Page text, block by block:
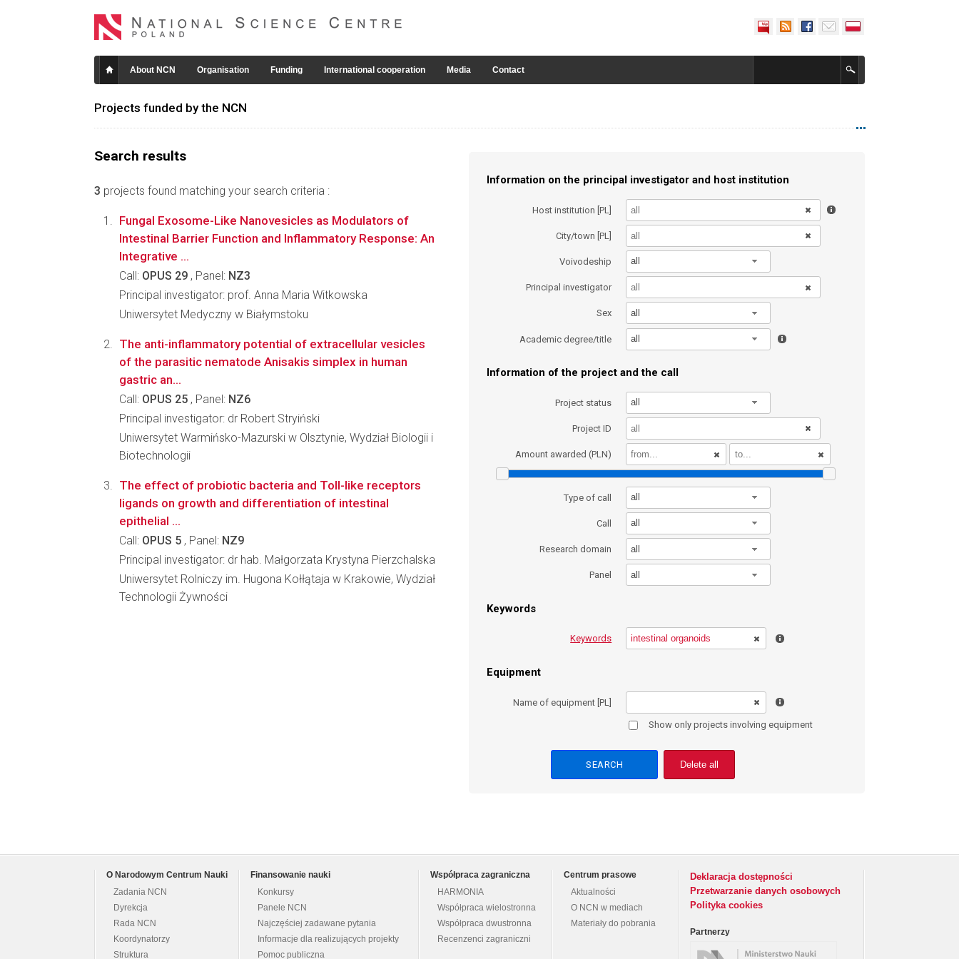
About NCN Organisation Funding International cooperation Media Contact
Projects funded by the NCN
Search results
3 projects found matching your search criteria :
Information on the principal investigator and host institution
Host institution [PL]
City/town [PL]
Voivodeship all
Principal investigator
Sex all
Academic degree/title all
Information of the project and the call
Project status all
Project ID
Amount awarded (PLN)
Type of call all
Call all
Research domain all
Panel all
Keywords
Keywords
Equipment
Name of equipment [PL]
Show only projects involving equipment
Delete all
Fungal Exosome-Like Nanovesicles as Modulators of
Intestinal Barrier Function and Inflammatory Response: An
Integrative ...
Call: OPUS 29 , Panel: NZ3
Principal investigator: prof. Anna Maria Witkowska
Uniwersytet Medyczny w Białymstoku
The anti-inflammatory potential of extracellular vesicles
of the parasitic nematode Anisakis simplex in human
gastric an...
Call: OPUS 25 , Panel: NZ6
Principal investigator: dr Robert Stryiński
Uniwersytet Warmińsko-Mazurski w Olsztynie, Wydział Biologii i
Biotechnologii
The effect of probiotic bacteria and Toll-like receptors
ligands on growth and differentiation of intestinal
epithelial ...
Call: OPUS 5 , Panel: NZ9
Principal investigator: dr hab. Małgorzata Krystyna Pierzchalska
Uniwersytet Rolniczy im. Hugona Kołłątaja w Krakowie, Wydział
Technologii Żywności
O Narodowym Centrum Nauki
Zadania NCN
Dyrekcja
Rada NCN
Koordynatorzy
Struktura
Finansowanie nauki
Konkursy
Panele NCN
Najczęściej zadawane pytania
Informacje dla realizujących projekty
Pomoc publiczna
Współpraca zagraniczna
HARMONIA
Współpraca wielostronna
Współpraca dwustronna
Recenzenci zagraniczni
Centrum prasowe
Aktualności
O NCN w mediach
Materiały do pobrania
Deklaracja dostępności
Przetwarzanie danych osobowych
Polityka cookies
Partnerzy